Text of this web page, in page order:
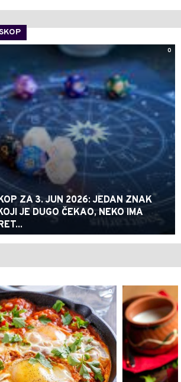
0
ZA 3. JUN 2026: JEDAN ZNAK
JE DUGO ČEKAO, NEKO IMA
0